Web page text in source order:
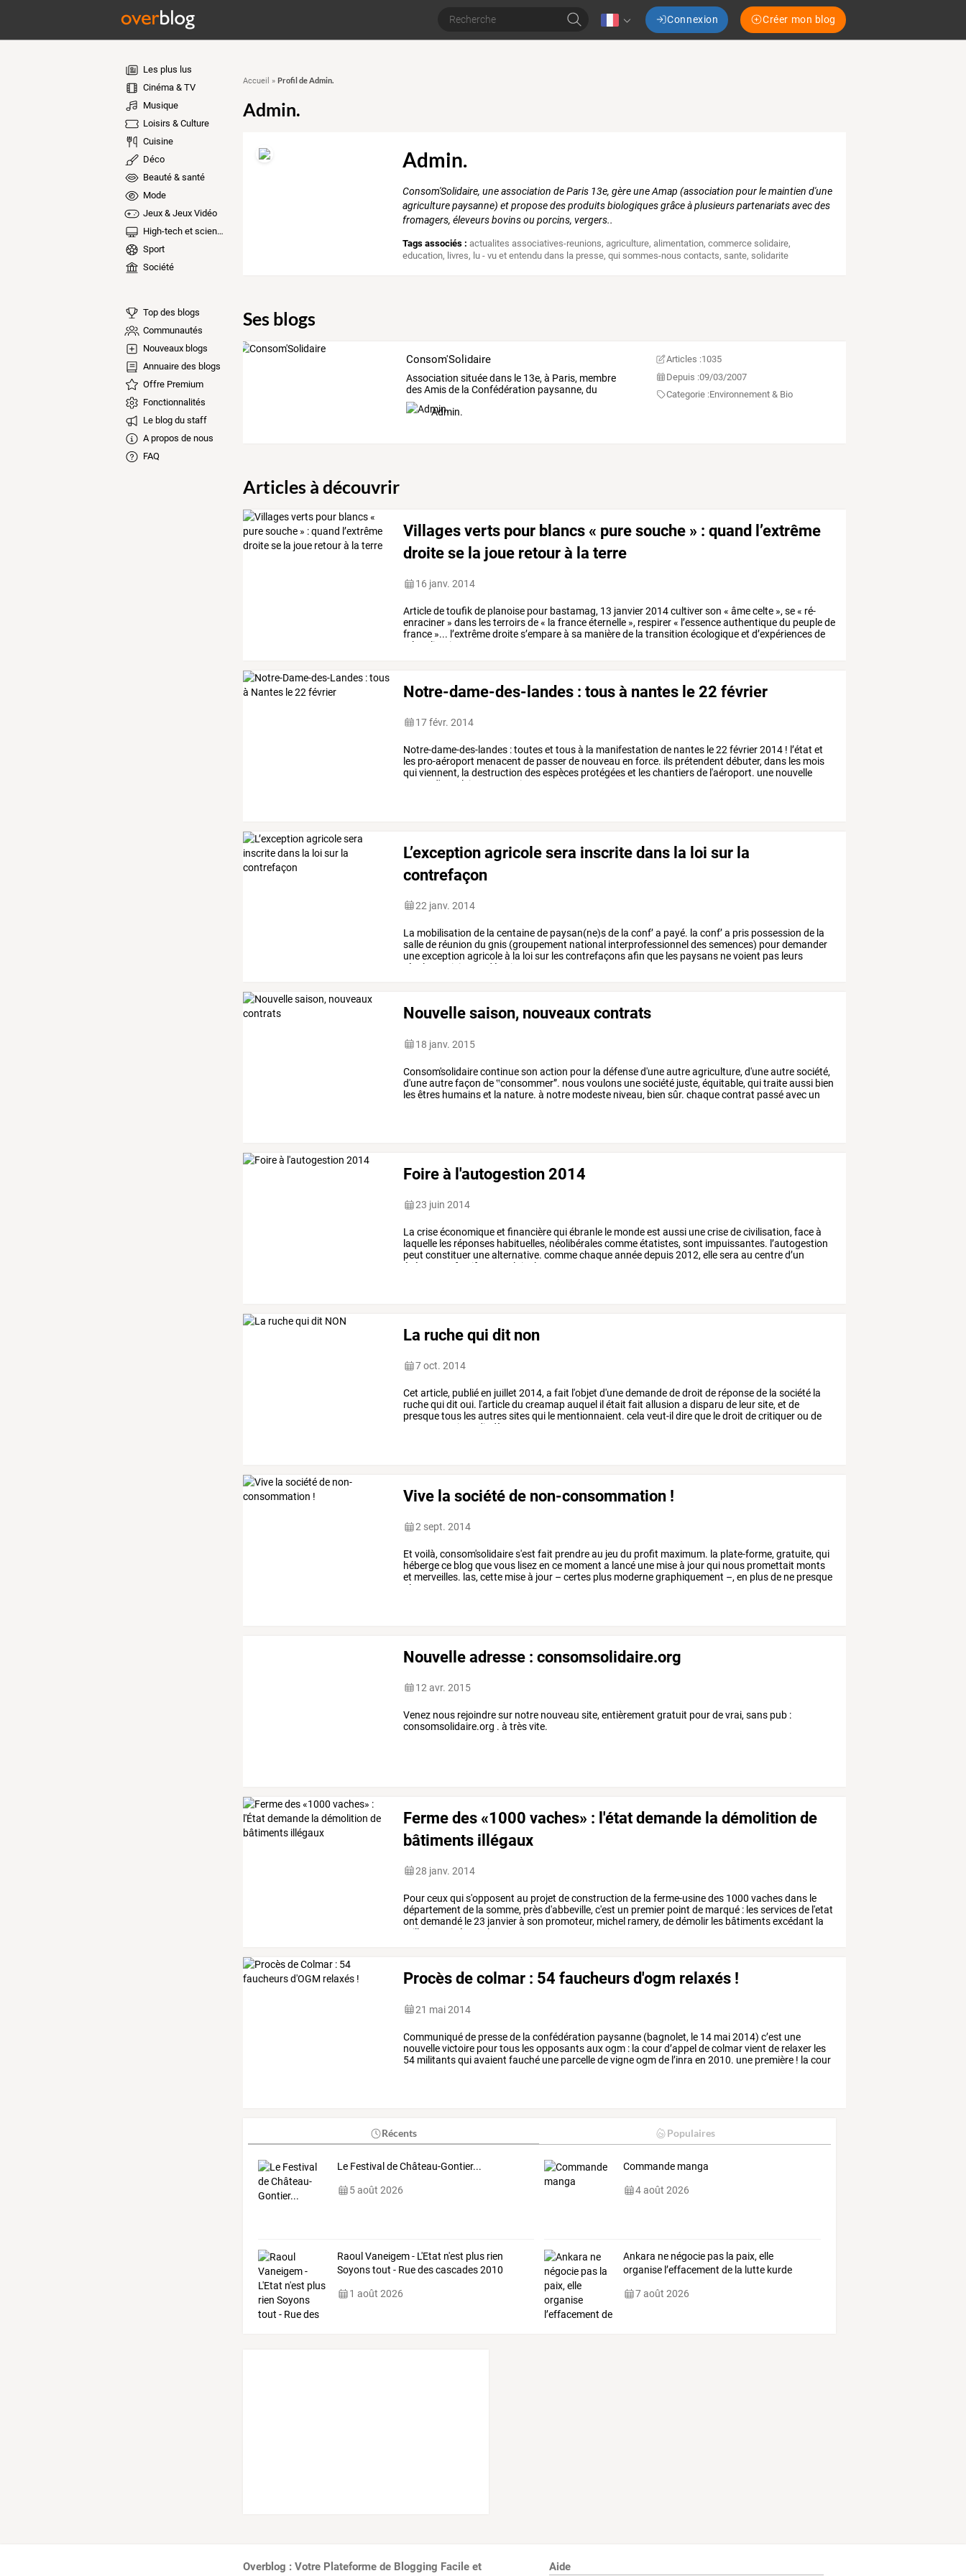
Connexion Créer mon blog
Les plus lus
Cinéma & TV
Musique
Loisirs & Culture
Cuisine
Déco
Beauté & santé
Mode
Jeux & Jeux Vidéo
High-tech et sciences
Sport
Société
Top des blogs
Communautés
Nouveaux blogs
Annuaire des blogs
Offre Premium
Fonctionnalités
Le blog du staff
A propos de nous
FAQ
Accueil » Profil de Admin.
Admin.
Admin.
Consom'Solidaire, une association de Paris 13e, gère une Amap (association pour le maintien d'une
agriculture paysanne) et propose des produits biologiques grâce à plusieurs partenariats avec des
fromagers, éleveurs bovins ou porcins, vergers..
Tags associés : actualites associatives-reunions,agriculture,alimentation,commerce solidaire,
education, livres, lu - vu et entendu dans la presse,qui sommes-nous contacts,sante,solidarite
Ses blogs
Consom'Solidaire
Association situéedansle13e,à Paris,membre
desAmisdela Confédération paysanne,du
réseau
Admin.
Articles :1035
Depuis :09/03/2007
Categorie :Environnement & Bio
Articles à découvrir
Villages verts pour blancs « pure souche » : quand l’extrême
droite se la joue retour à la terre
16 janv. 2014
Articledetoufikde planoise pour bastamag, 13 janvier2014cultiverson « âmecelte », se« ré-
enraciner » dans lesterroirsde« la franceéternelle », respirer« l’essenceauthentiquedu peuplede
france »... l’extrêmedroites’empareà sa manièrede la transition écologiqueet d’expériencesde
relocalisation
Notre-dame-des-landes : tous à nantes le 22 février
17 févr. 2014
Notre-dame-des-landes :touteset tousà la manifestation de nantes le22 février2014 ! l’état et
les pro-aéroport menacent de passerde nouveau en force. ils prétendent débuter, dans les mois
quiviennent, la destruction desespèces protégéeset leschantiersde l'aéroport. une nouvelle
d'expulsions pourrait
L’exception agricole sera inscrite dans la loi sur la
contrefaçon
22 janv. 2014
La mobilisation de la centainede paysan(ne)sde la conf’a payé. la conf’a pris possession de la
sallede réunion du gnis (groupement national interprofessionnel dessemences) pourdemander
uneexception agricoleà la loisur lescontrefaçonsafin que les paysans nevoient pas leurs
récoltes
saisies détruites
Nouvelle saison, nouveaux contrats
18 janv. 2015
Consom'solidairecontinueson action pour la défensed'uneautreagriculture, d'uneautresociété,
d'uneautrefaçon de‟consommer”. nousvoulons unesociété juste, équitable, quitraiteaussi bien
lesêtres humainset la nature. à notre modeste niveau, bien sûr. chaquecontrat passéavec un
Foire à l'autogestion 2014
23 juin 2014
La criseéconomiqueet financièrequiébranle le mondeest aussi unecrisedecivilisation,faceà
laquelle les réponses habituelles, néolibéralescommeétatistes,sont impuissantes. l’autogestion
peut constituer unealternative. commechaqueannéedepuis2012,ellesera au centred’un
événement
festif populaire le
La ruche qui dit non
7 oct. 2014
Cet article, publiéen juillet 2014,a fait l'objet d'unedemandededroit de réponsede la société la
ruchequidit oui. l'articledu creamapauquel il était fait allusion a disparu de leursite,et de
presquetous lesautressitesqui le mentionnaient. cela veut-il direque ledroit decritiquerou de
interdit dès
Vive la société de non-consommation !
2 sept. 2014
Et voilà, consom'solidaires'est fait prendreau jeu du profit maximum. la plate-forme, gratuite, qui
hébergece blog quevous lisezen ce moment a lancé une miseà jourqui nous promettait monts
et merveilles. las, cette miseà jour – certes plus modernegraphiquement –, en plusde ne presque
plus
Nouvelle adresse : consomsolidaire.org
12 avr. 2015
Venez nous rejoindre sur notre nouveau site, entièrement gratuit pour de vrai, sans pub :
consomsolidaire.org . à très vite.
Ferme des «1000 vaches» : l'état demande la démolition de
bâtiments illégaux
28 janv. 2014
Pourceuxquis'opposent au projet deconstruction de la ferme-usinedes 1000 vachesdans le
département de la somme, prèsd'abbeville, c'est un premier point de marqué : lesservicesde l'etat
ont demandé le23 janvierà son promoteur, michel ramery, dedémolir les bâtimentsexcédant la
taille
autorisée le
Procès de colmar : 54 faucheurs d'ogm relaxés !
21 mai 2014
Communiquéde pressede la confédération paysanne (bagnolet, le 14 mai2014) c’est une
nouvellevictoire pourtous lesopposantsauxogm : la courd’appeldecolmarvient de relaxer les
54 militantsquiavaient fauché une parcelledevigneogmde l’inra en 2010. une première ! la cour
Récents Populaires
Le Festival de Château-Gontier...
5 août 2026
Commande manga
4 août 2026
Raoul Vaneigem - L'Etat n'est plus rien
Soyons tout - Rue des cascades 2010
1 août 2026
Ankara ne négocie pas la paix, elle
organise l’effacement de la lutte kurde
7 août 2026
Overblog : Votre Plateforme de Blogging Facile et
Aide